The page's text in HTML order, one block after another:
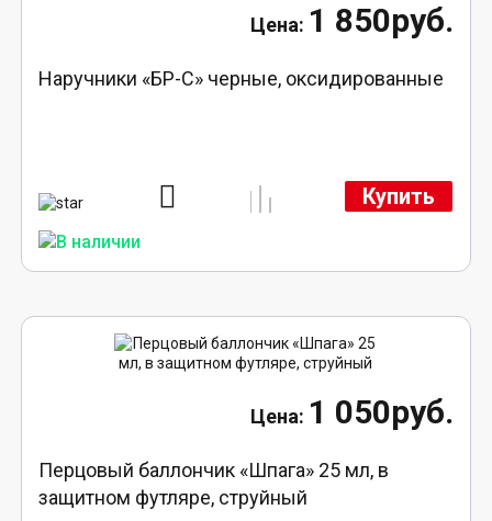
1 850руб.
Наручники «БР-С» черные, оксидированные
Купить
1 050руб.
Перцовый баллончик «Шпага» 25 мл, в
защитном футляре, струйный